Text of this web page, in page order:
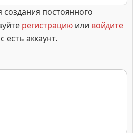
постоянного
регистрацию или войдите
есть аккаунт.